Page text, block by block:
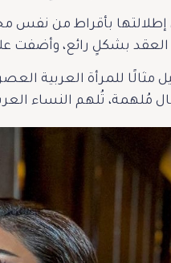
العقد بشكلٍ رائع، وأضفت
مثالًا للمرأة العربية
مُلهمة، تُلهم النساء